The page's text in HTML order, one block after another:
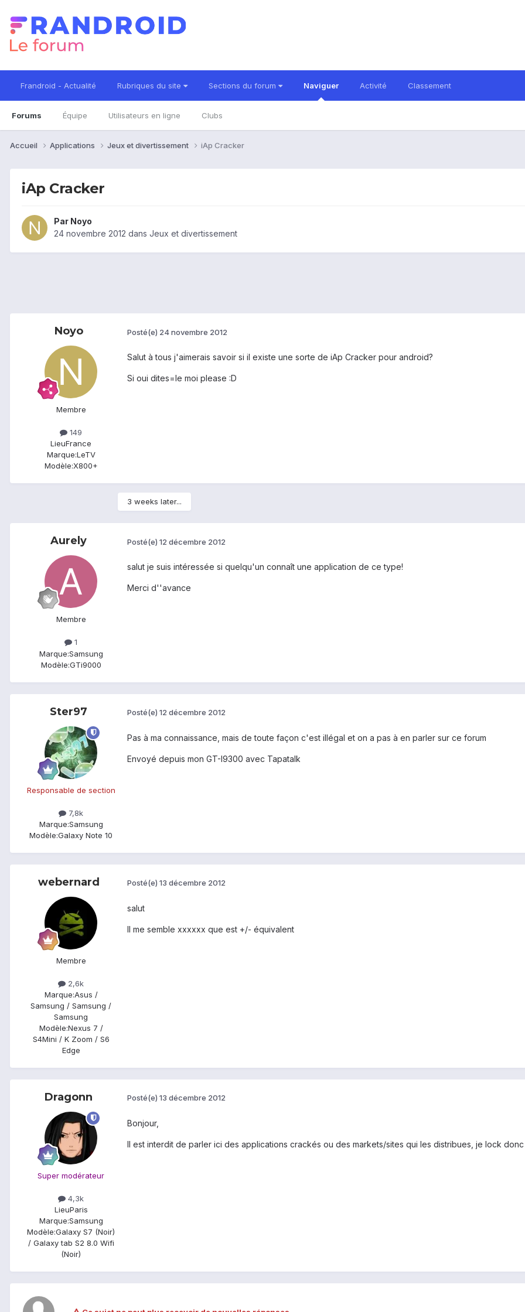
Frandroid - Actualité Rubriques du site Sections du forum Naviguer
Forums Équipe Utilisateurs en ligne Clubs
Activité Classement
Accueil Applications Jeux et divertissement iAp Cracker
iAp Cracker
Par Noyo
24 novembre 2012 dans Jeux et divertissement
Noyo
Membre
149
LieuFrance
Marque:LeTV
Modèle:X800+
Posté(e) 24 novembre 2012
Salut à tous j'aimerais savoir si il existe une sorte de iAp Cracker pour android?
Si oui dites=le moi please :D
3 weeks later...
Aurely
Membre
1
Marque:Samsung
Modèle:GTi9000
Posté(e) 12 décembre 2012
salut je suis intéressée si quelqu'un connaît une application de ce type!
Merci d''avance
Ster97
Responsable de section
7,8k
Marque:Samsung
Modèle:Galaxy Note 10
Posté(e) 12 décembre 2012
Pas à ma connaissance, mais de toute façon c'est illégal et on a pas à en parler sur ce forum
Envoyé depuis mon GT-I9300 avec Tapatalk
webernard
Membre
2,6k
Marque:Asus /
Samsung / Samsung /
Samsung
Modèle:Nexus 7 /
S4Mini / K Zoom / S6
Edge
Posté(e) 13 décembre 2012
salut
Il me semble xxxxxx que est +/- équivalent
Dragonn
Super modérateur
4,3k
LieuParis
Marque:Samsung
Modèle:Galaxy S7 (Noir)
/ Galaxy tab S2 8.0 Wifi
(Noir)
Posté(e) 13 décembre 2012
Bonjour,
Il est interdit de parler ici des applications crackés ou des markets/sites qui les distribues, je lock donc